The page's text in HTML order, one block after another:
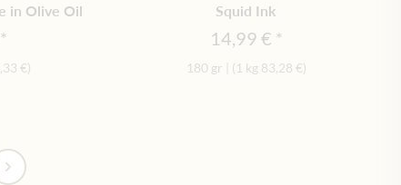
in Olive Oil
€)
Squid Ink
14,99 €
180 gr (1 kg 83,28 €)